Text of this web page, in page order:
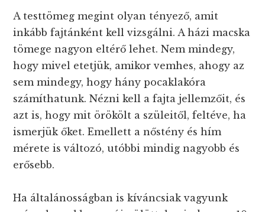
A testtömeg megint olyan tényező, amit
inkább fajtánként kell vizsgálni. A házi macska
tömege nagyon eltérő lehet. Nem mindegy,
hogy mivel etetjük, amikor vemhes, ahogy az
sem mindegy, hogy hány pocaklakóra
számíthatunk. Nézni kell a fajta jellemzőit, és
azt is, hogy mit örökölt a szüleitől, feltéve, ha
ismerjük őket. Emellett a nőstény és hím
mérete is változó, utóbbi mindig nagyobb és
erősebb.
Ha általánosságban is kíváncsiak vagyunk